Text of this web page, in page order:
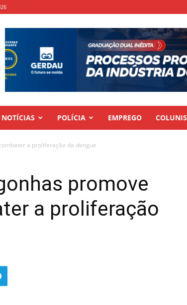
NOTÍCIAS POLÍCIA EMPREGO
a proliferação da dengue
promove
a proliferação